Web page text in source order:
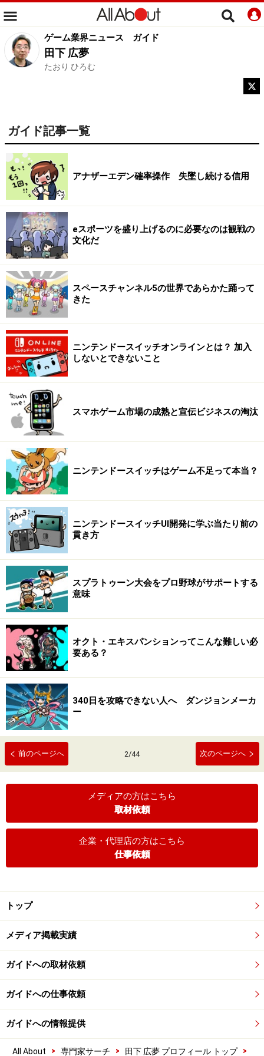
ゲーム業界ニュース ガイド
田下 広夢
たおり ひろむ
ガイド記事一覧
アナザーエデン確率操作 失墜し続ける信用
eスポーツを盛り上げるのに必要なのは観戦の
文化だ
スペースチャンネル5の世界であらかた踊って
きた
ニンテンドースイッチオンラインとは？ 加入
しないとできないこと
スマホゲーム市場の成熟と宣伝ビジネスの淘汰
ニンテンドースイッチはゲーム不足って本当？
ニンテンドースイッチUI開発に学ぶ当たり前の
貫き方
スプラトゥーン大会をプロ野球がサポートする
意味
オクト・エキスパンションってこんな難しい必
要ある？
340日を攻略できない人へ ダンジョンメーカ
ー
前のページへ 2/44 次のページへ
メディアの方はこちら
取材依頼
企業・代理店の方はこちら
仕事依頼
トップ
メディア掲載実績
ガイドへの取材依頼
ガイドへの仕事依頼
ガイドへの情報提供
All About > 専門家サーチ > 田下 広夢 プロフィール トップ >